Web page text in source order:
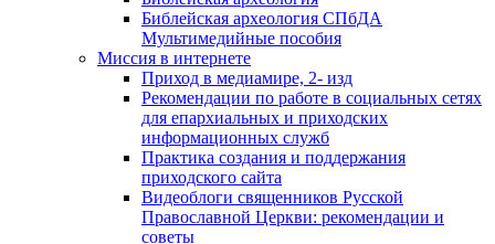
Библейская археология СПбДА
Мультимедийные пособия
Миссия в интернете
Приход в медиамире, 2- изд
Рекомендации по работе в социальных сетях
для епархиальных и приходских
информационных служб
Практика создания и поддержания
приходского сайта
Видеоблоги священников Русской
Православной Церкви: рекомендации и
советы